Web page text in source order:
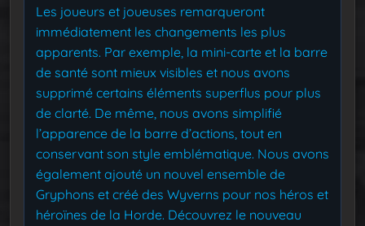
Les joueurs et joueuses remarqueront
immédiatement les changements les plus
apparents. Par exemple, la mini-carte et la barre
de santé sont mieux visibles et nous avons
supprimé certains éléments superflus pour plus
de clarté. De même, nous avons simplifié
l’apparence de la barre d’actions, tout en
conservant son style emblématique. Nous avons
également ajouté un nouvel ensemble de
Gryphons et créé des Wyverns pour nos héros et
héroïnes de la Horde. Découvrez le nouveau